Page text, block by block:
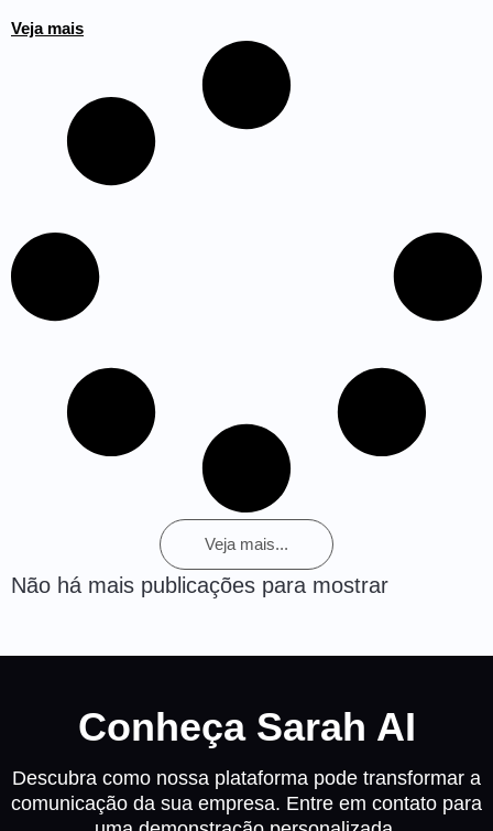
Veja mais
Veja mais...
Não há mais publicações para mostrar
Conheça Sarah AI
Descubra como nossa plataforma pode transformar a
comunicação da sua empresa. Entre em contato para